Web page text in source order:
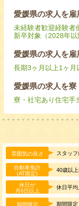
愛媛県の求人を
未経験者歓迎経験者
新卒対象（2028年以
愛媛県の求人を
長期3ヶ月以上1ヶ月
愛媛県の求人を
寮・社宅あり住宅手
雰囲気の良さ スタッフ
自動車免許
(AT限定)
40歳以
休日が
月6日以上
休日平
期間限定 期間限定